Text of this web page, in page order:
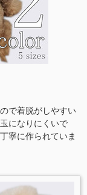
で着脱がしやすい
になりにくいで
寧に作られていま